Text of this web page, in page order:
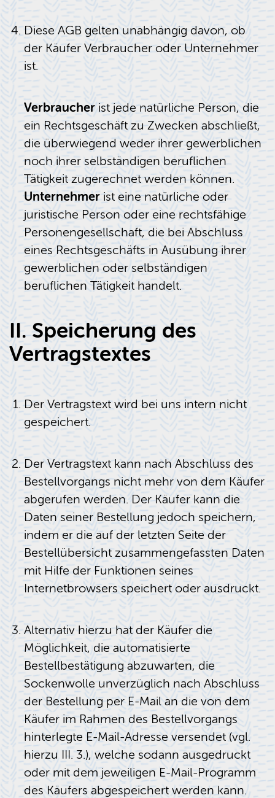
Diese AGB gelten unabhängig davon, ob
der Käufer Verbraucher oder Unternehmer
ist.
Verbraucherist jede natürliche Person, die
ein Rechtsgeschäft zu Zwecken abschließt,
die überwiegend weder ihrer gewerblichen
noch ihrer selbständigen beruflichen
Tätigkeit zugerechnet werden können.
Unternehmerist eine natürliche oder
juristische Person oder eine rechtsfähige
Personengesellschaft, die bei Abschluss
eines Rechtsgeschäfts in Ausübung ihrer
gewerblichen oder selbständigen
beruflichen Tätigkeit handelt.
II. Speicherung des
Vertragstextes
Der Vertragstext wird bei uns intern nicht
gespeichert.
Der Vertragstext kann nach Abschluss des
Bestellvorgangs nicht mehr von dem Käufer
abgerufen werden. Der Käufer kann die
Daten seiner Bestellung jedoch speichern,
indem er die auf der letzten Seite der
Bestellübersicht zusammengefassten Daten
mit Hilfe der Funktionen seines
Internetbrowsers speichert oder ausdruckt.
Alternativ hierzu hat der Käufer die
Möglichkeit, die automatisierte
Bestellbestätigung abzuwarten, die
Sockenwolle unverzüglich nach Abschluss
der Bestellung per E-Mail an die von dem
Käufer im Rahmen des Bestellvorgangs
hinterlegte E-Mail-Adresse versendet (vgl.
hierzu III. 3.), welche sodann ausgedruckt
oder mit dem jeweiligen E-Mail-Programm
des Käufers abgespeichert werden kann.